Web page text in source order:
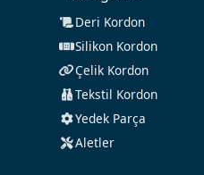
Deri Kordon
Silikon Kordon
Çelik Kordon
Tekstil Kordon
Yedek Parça
Aletler